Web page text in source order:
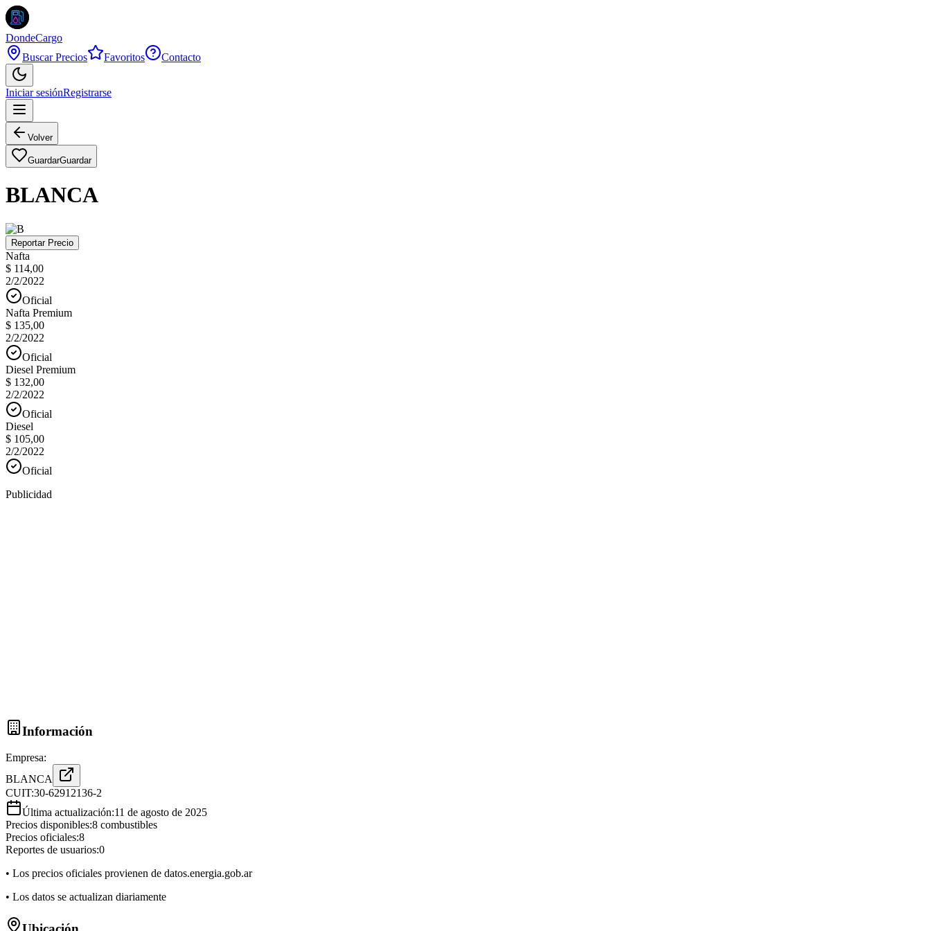
DondeCargo
Buscar Precios
Favoritos Contacto
Iniciar sesiónRegistrarse
Volver
GuardarGuardar
BLANCA
Reportar Precio
Nafta
$ 114,00
2/2/2022
Oficial
Nafta Premium
$ 135,00
2/2/2022
Oficial
Diesel Premium
$ 132,00
2/2/2022
Oficial
Diesel
$ 105,00
2/2/2022
Oficial
Publicidad
Información
Empresa:
BLANCA
CUIT:30-62912136-2
Última actualización:11 de agosto de 2025
Precios disponibles:8 combustibles
Precios oficiales:8
Reportes de usuarios:0
• Los precios oficiales provienen de datos.energia.gob.ar
• Los datos se actualizan diariamente